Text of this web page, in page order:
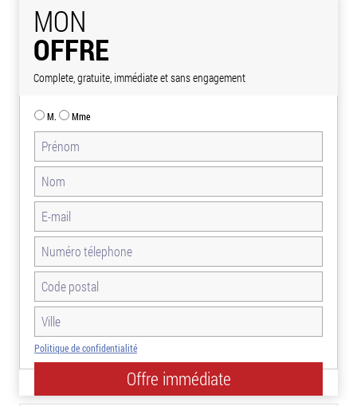
MON
OFFRE
Complete, gratuite, immédiate et sans engagement
M. Mme
Politique de confidentialité